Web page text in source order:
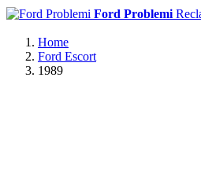
Ford Problemi
Home
Ford Escort
1989